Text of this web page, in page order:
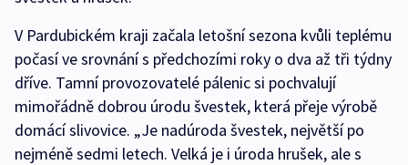
V Pardubickém kraji začala letošní sezona kvůli teplému
počasí ve srovnání s předchozími roky o dva až tři týdny
dříve. Tamní provozovatelé pálenic si pochvalují
mimořádně dobrou úrodu švestek, která přeje výrobě
domácí slivovice. „Je nadúroda švestek, největší po
nejméně sedmi letech. Velká je i úroda hrušek, ale s